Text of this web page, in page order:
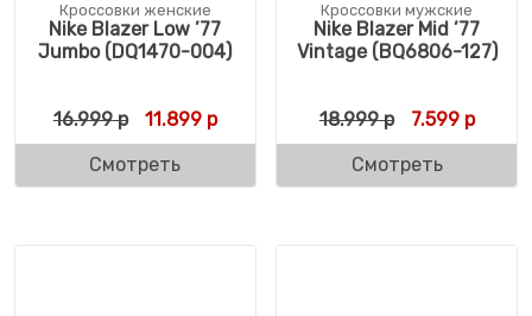
Кроссовки женские
Nike Blazer Low ’77
Jumbo (DQ1470-004)
16.999р Первоначальная цена составляла 16.999
11.899рТекущая цена: 11.899 р.
Смотреть
Кроссовки мужские
Nike Blazer Mid ’77
Vintage (BQ6806-127)
18.999р 7.599р
Смотреть